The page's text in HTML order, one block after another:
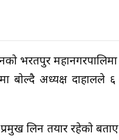
भरतपुर
बोल्दै अध्यक्ष दाहालले
लिन तयार रहेको